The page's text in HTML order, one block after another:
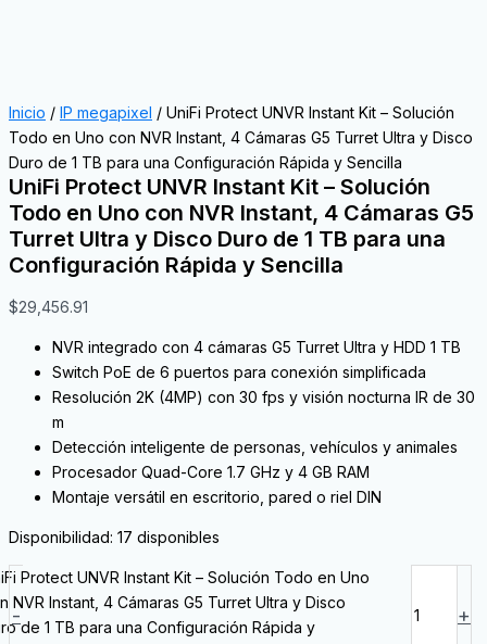
Inicio / IP megapixel / UniFi Protect UNVR Instant Kit – Solución
Todo en Uno con NVR Instant, 4 Cámaras G5 Turret Ultra y Disco
Duro de 1 TB para una Configuración Rápida y Sencilla
UniFi Protect UNVR Instant Kit – Solución
Todo en Uno con NVR Instant, 4 Cámaras G5
Turret Ultra y Disco Duro de 1 TB para una
Configuración Rápida y Sencilla
$29,456.91
NVR integrado con 4 cámaras G5 Turret Ultra y HDD 1 TB
Switch PoE de 6 puertos para conexión simplificada
Resolución 2K (4MP) con 30 fps y visión nocturna IR de 30
m
Detección inteligente de personas, vehículos y animales
Procesador Quad-Core 1.7 GHz y 4 GB RAM
Montaje versátil en escritorio, pared o riel DIN
Disponibilidad: 17 disponibles
-
Protect UNVR Instant Kit – Solución Todo en Uno
NVR Instant, 4 Cámaras G5 Turret Ultra y Disco
de 1 TB para una Configuración Rápida y
+